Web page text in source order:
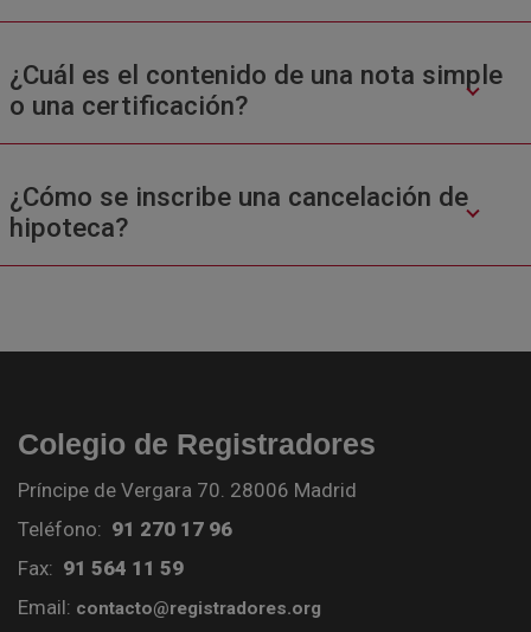
¿Cuál es el contenido de una nota simple
o una certificación?
¿Cómo se inscribe una cancelación de
hipoteca?
Colegio de Registradores
Príncipe de Vergara 70. 28006 Madrid
Teléfono: 91 270 17 96
Fax: 91 564 11 59
Email: contacto@registradores.org